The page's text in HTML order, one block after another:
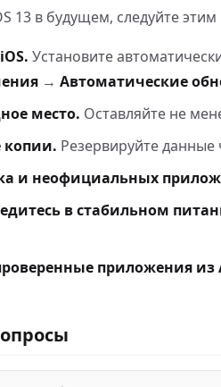
13 в будущем, следуйте
Установите
→ Автоматические
место. Оставляйте не
копии. Резервируйте
и неофициальных
в стабильном
приложения из